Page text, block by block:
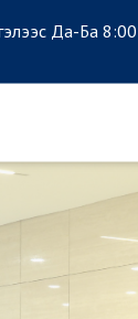
Да-Ба